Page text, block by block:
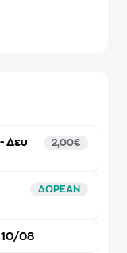
Δευ
2,00€
ΔΩΡΕΑΝ
10/08